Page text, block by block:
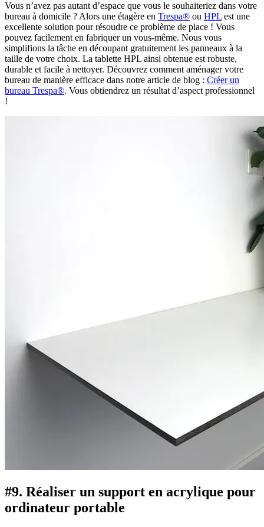
Vous n’avez pas autant d’espace que vous le souhaiteriez dans votre
bureau à domicile ? Alors une étagère en Trespa® ou HPL est une
excellente solution pour résoudre ce problème de place ! Vous
pouvez facilement en fabriquer un vous-même. Nous vous
simplifions la tâche en découpant gratuitement les panneaux à la
taille de votre choix. La tablette HPL ainsi obtenue est robuste,
durable et facile à nettoyer. Découvrez comment aménager votre
bureau de manière efficace dans notre article de blog : Créer un
bureau Trespa®. Vous obtiendrez un résultat d’aspect professionnel
!
#9. Réaliser un support en acrylique pour
ordinateur portable